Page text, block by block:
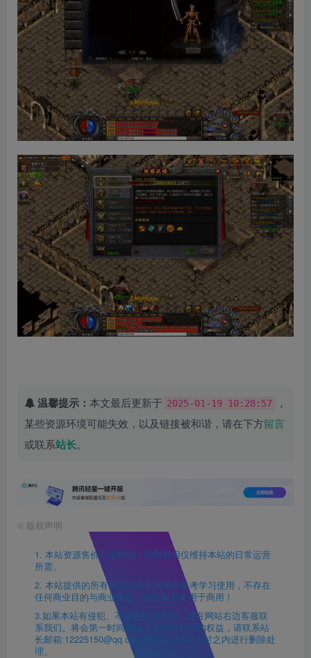
温馨提示： 本文最后更新于 2025-01-19 10:28:57
，
某些资源环境可能失效，以及链接被和谐，请在下方留言
或联系站长。
© 版权声明
1. 本站资源售价只是赞助，收取费用仅维持本站的日常运营
所需。
2. 本站提供的所有资源仅供本地单机参考学习使用，不存在
任何商业目的与商业用途，请大家不要用于商用！
3.如果本站有侵犯、不妥之处的资源，请在网站右边客服联
系我们。将会第一时间解决！若侵犯到您的权益，请联系站
长邮箱:12225150@qq.com 我们会在24h小时之内进行删除处
理。